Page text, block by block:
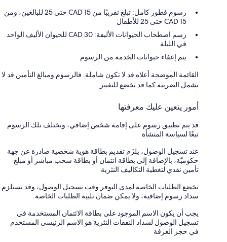
رسوم فطور كامل: تبلغ تقريبًا من CAD 15 حتى 25 للبالغين، ومن
CAD 15 حتى 25 للأطفال
رسم اصطحاب الحيوانات الأليفة: 30 CAD للحيوان الأليف الواحد
في الليلة
يتم إعفاء حيوانات الخدمة من الرسوم
القائمة الموضحة أعلاه قد لا تكون شاملة. فالرسوم ومبالغ التأمين قد لا
تشمل الضريبة كما قد تخضع للتغيير.
أمور يتعين عليك معرفتها
قد يتم تطبيق رسوم على إقامة شخص إضافي، وتختلف تلك الرسوم
تبعًا لسياسة المنشأة
عند تسجيل الوصول، يلزَم تقديم بطاقة هوية شخصية صادرة عن جهة
حكوميّة، بالإضافة إلى بطاقة ائتمان أو بطاقة سحب مباشر أو مبلغ
تأمين نقدي لتغطية التكاليف النثرية
تخضع الطلبات الخاصة لمدى التوفر وقت تسجيل الوصول، وقد تستلزم
سداد رسوم إضافية، ولا يمكن ضمان تلبية الطلبات الخاصة.
يجب أن يكون الاسم الموجود على بطاقة الائتمان المستخدمة في
تسجيل الوصول لسداد النفقات النثرية هو الاسم الرئيسي المستخدم
في حجز الغرفة